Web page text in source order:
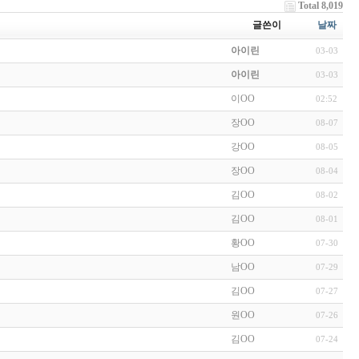
Total 8,019
글쓴이
날짜
아이린 03-03
아이린 03-03
이OO 02:52
장OO 08-07
강OO 08-05
장OO 08-04
김OO 08-02
김OO 08-01
황OO 07-30
남OO 07-29
김OO 07-27
원OO 07-26
김OO 07-24